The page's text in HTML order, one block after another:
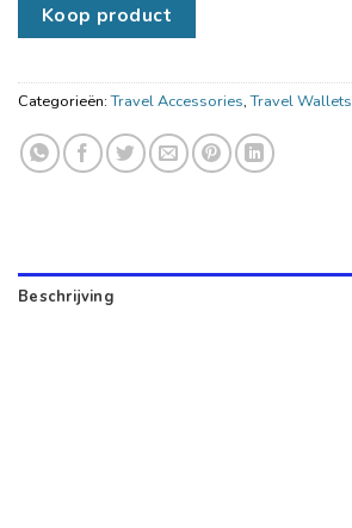
Koop product
Categorieën:Travel Accessories,Travel Wallets
Beschrijving